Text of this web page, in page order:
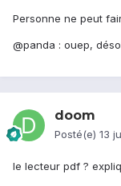
Personne ne peut
@panda : ouep,
doom
Posté(e) 13
le lecteur pdf ?